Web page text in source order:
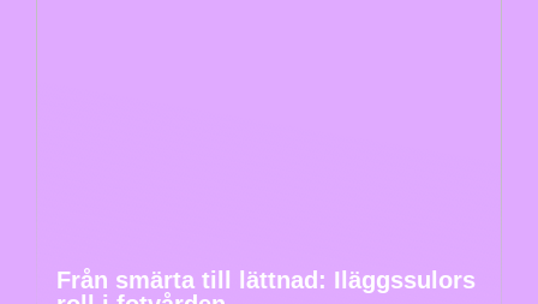
Från smärta till lättnad: Iläggssulors